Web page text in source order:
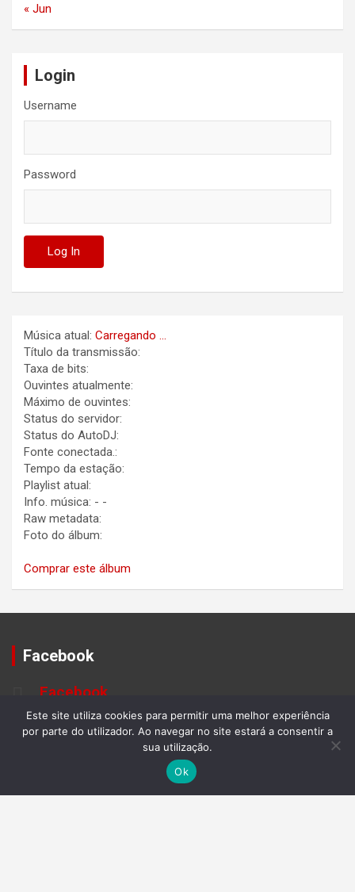
« Jun
Login
Username
Password
Música atual: Carregando ...
Título da transmissão:
Taxa de bits:
Ouvintes atualmente:
Máximo de ouvintes:
Status do servidor:
Status do AutoDJ:
Fonte conectada.:
Tempo da estação:
Playlist atual:
Info. música: - -
Raw metadata:
Foto do álbum:
Comprar este álbum
Facebook
Facebook
Este site utiliza cookies para permitir uma melhor experiência
por parte do utilizador. Ao navegar no site estará a consentir a
sua utilização.
Ok